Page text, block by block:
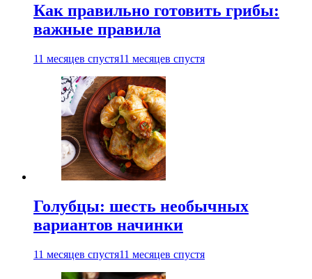
Как правильно готовить грибы:
важные правила
11 месяцев спустя11 месяцев спустя
Голубцы: шесть необычных
вариантов начинки
11 месяцев спустя11 месяцев спустя